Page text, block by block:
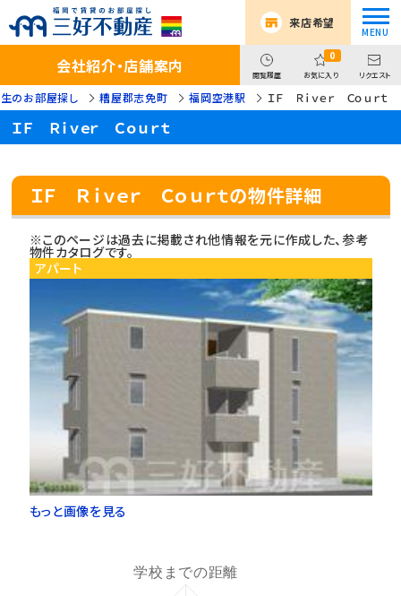
来店希望
会社紹介・店舗案内 閲覧履歴
0
お気に入り リクエスト
のお部屋探し 糟屋郡志免町 福岡空港駅 ＩＦ Ｒｉｖｅｒ Ｃｏｕｒｔ
ＩＦ Ｒｉｖｅｒ Ｃｏｕｒｔ
ＩＦ Ｒｉｖｅｒ Ｃｏｕｒｔの物件詳細
※このページは過去に掲載され他情報を元に作成した、参考
物件カタログです。
アパート
もっと画像を見る